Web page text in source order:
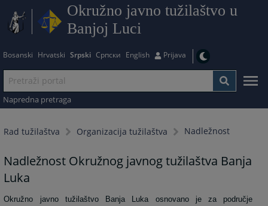
Okružno javno tužilaštvo u
Banjoj Luci
Bosanski Hrvatski Srpski Српски English Prijava
Napredna pretraga
Rad tužilaštva Organizacija tužilaštva Nadležnost
Nadležnost Okružnog javnog tužilaštva Banja
Luka
Okružno javno tužilaštvo Banja Luka osnovano je za područje